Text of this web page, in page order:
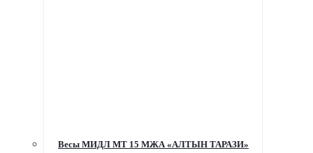
Весы МИДЛ МТ 15 МЖА «АЛТЫН ТАРАЗИ»